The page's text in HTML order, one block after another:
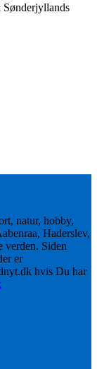
natur, hobby,
Haderslev,
verden. Siden
er
hvis Du har